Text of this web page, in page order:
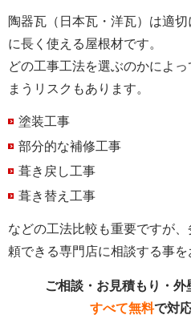
陶器瓦（日本瓦・洋瓦）は適
に長く使える屋根材です。
どの工事工法を選ぶのかによ
まうリスクもあります。
塗装工事
部分的な補修工事
葺き戻し工事
葺き替え工事
などの工法比較も重要ですが
頼できる専門店に相談する事を
ご相談・お見積もり・
すべて無料で対